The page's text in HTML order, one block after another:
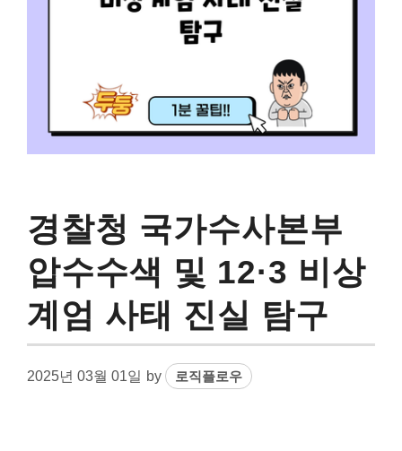
경찰청 국가수사본부
압수수색 및 12·3 비상
계엄 사태 진실 탐구
2025년 03월 01일 by 로직플로우